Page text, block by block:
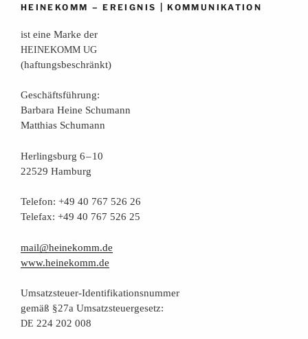
HEINEKOMM –EREIGNIS |KOMMUNIKATION
ist eine Mar­ke der
HEINEKOMM UG
(haf­tungs­be­schränkt)
Geschäfts­füh­rung:
Bar­ba­ra Hei­ne Schumann
Mat­thi­as Schumann
Her­lings­burg 6 – 10
22529 Hamburg
Tele­fon: +49 40 767 526 26
Tele­fax: +49 40 767 526 25
mail@heinekomm.de
www.heinekomm.de
Umsatz­steu­er-Iden­ti­fi­ka­ti­ons­num­mer
gemäß §27a Umsatzsteuergesetz:
DE 224 202 008